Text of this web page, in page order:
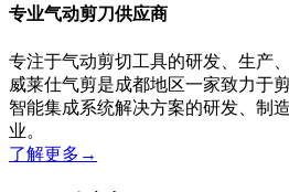
专业气动剪刀供应商
专注于气动剪切工具的研发、生产
威莱仕气剪是成都地区一家致力于
智能集成系统解决方案的研发、制
业。
了解更多 →